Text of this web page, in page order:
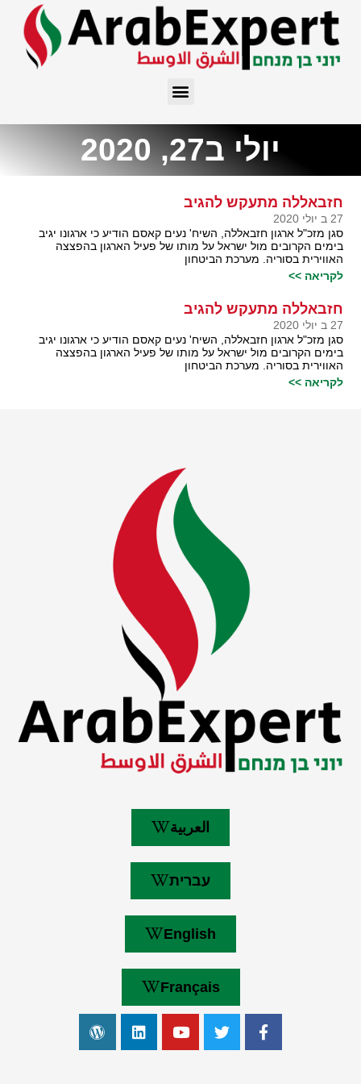
יולי ב27, 2020
חזבאללה מתעקש להגיב
27 ב יולי 2020
סגן מזכ"ל ארגון חזבאללה, השיח' נעים קאסם הודיע כי ארגונו יגיב
בימים הקרובים מול ישראל על מותו של פעיל הארגון בהפצצה
האווירית בסוריה. מערכת הביטחון
לקריאה >>
חזבאללה מתעקש להגיב
27 ב יולי 2020
סגן מזכ"ל ארגון חזבאללה, השיח' נעים קאסם הודיע כי ארגונו יגיב
בימים הקרובים מול ישראל על מותו של פעיל הארגון בהפצצה
האווירית בסוריה. מערכת הביטחון
לקריאה >>
العربية
עברית
English
Français